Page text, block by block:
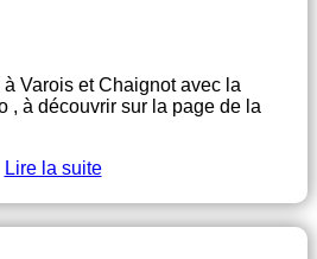
Varois et Chaignot avec la
, à découvrir sur la page de la
Lire la suite